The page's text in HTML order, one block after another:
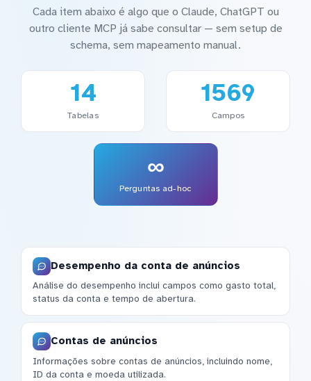
Cada item abaixo é algo que o Claude, ChatGPT ou
outro cliente MCP já sabe consultar — sem setup de
schema, sem mapeamento manual.
14
Tabelas
1569
Campos
∞
Perguntas ad-hoc
Desempenho da conta de anúncios
Análise do desempenho inclui campos como gasto total,
status da conta e tempo de abertura.
Contas de anúncios
Informações sobre contas de anúncios, incluindo nome,
ID da conta e moeda utilizada.